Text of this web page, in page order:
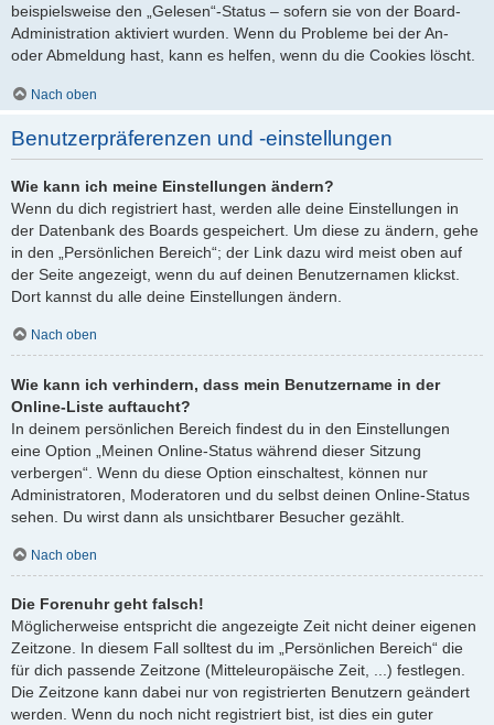
beispielsweise den „Gelesen“-Status – sofern sie von der Board-
Administration aktiviert wurden. Wenn du Probleme bei der An-
oder Abmeldung hast, kann es helfen, wenn du die Cookies löscht.
Nach oben
Benutzerpräferenzen und -einstellungen
Wie kann ich meine Einstellungen ändern?
Wenn du dich registriert hast, werden alle deine Einstellungen in
der Datenbank des Boards gespeichert. Um diese zu ändern, gehe
in den „Persönlichen Bereich“; der Link dazu wird meist oben auf
der Seite angezeigt, wenn du auf deinen Benutzernamen klickst.
Dort kannst du alle deine Einstellungen ändern.
Nach oben
Wie kann ich verhindern, dass mein Benutzername in der
Online-Liste auftaucht?
In deinem persönlichen Bereich findest du in den Einstellungen
eine Option „Meinen Online-Status während dieser Sitzung
verbergen“. Wenn du diese Option einschaltest, können nur
Administratoren, Moderatoren und du selbst deinen Online-Status
sehen. Du wirst dann als unsichtbarer Besucher gezählt.
Nach oben
Die Forenuhr geht falsch!
Möglicherweise entspricht die angezeigte Zeit nicht deiner eigenen
Zeitzone. In diesem Fall solltest du im „Persönlichen Bereich“ die
für dich passende Zeitzone (Mitteleuropäische Zeit, ...) festlegen.
Die Zeitzone kann dabei nur von registrierten Benutzern geändert
werden. Wenn du noch nicht registriert bist, ist dies ein guter